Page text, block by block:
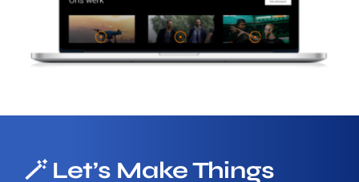
🪄 Let’s Make Things